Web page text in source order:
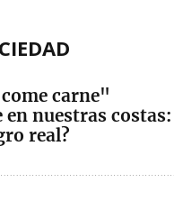
carne"
nuestras costas:
real?